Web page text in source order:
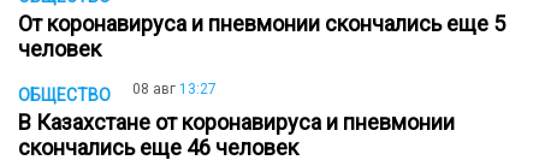
От коронавируса и пневмонии скончались еще 5
человек
ОБЩЕСТВО 08 авг 13:27
В Казахстане от коронавируса и пневмонии
скончались еще 46 человек